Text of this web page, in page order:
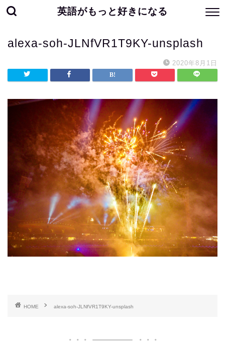
英語がもっと好きになる
alexa-soh-JLNfVR1T9KY-unsplash
2020年8月1日
HOME alexa-soh-JLNfVR1T9KY-unsplash